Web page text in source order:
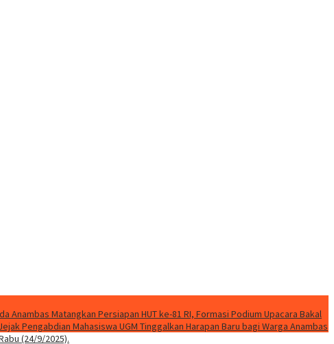
Anambas Matangkan Persiapan HUT ke-81 RI, Formasi Podium Upacara Bakal
Pengabdian Mahasiswa UGM Tinggalkan Harapan Baru bagi Warga Anambas